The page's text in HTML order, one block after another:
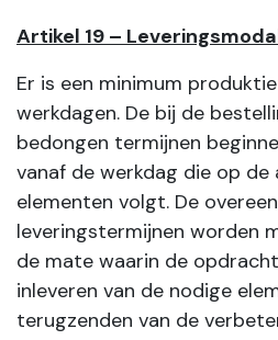
Artikel 19 –
Er is een minimum
werkdagen. De bij de
bedongen termijnen
vanaf de werkdag die op
elementen volgt. De
leveringstermijnen worden
de mate waarin de
inleveren van de nodige
terugzenden van de